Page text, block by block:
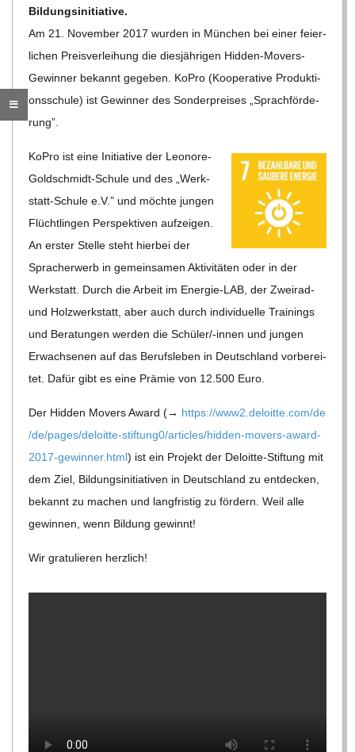
O
L
D
S
C
H
M
D
T
S
C
H
Bildungsinitiative.
Am 21. Novem­ber 2017 wur­den in Mün­chen bei einer fei­er­
li­chen Preis­ver­lei­hung die dies­jäh­ri­gen Hid­den-Movers-
Gewin­ner bekannt gege­ben. KoPro (Koope­ra­tive Pro­duk­ti­
ons­schule) ist Gewin­ner des Son­der­prei­ses „Sprach­för­de­
rung”.
KoPro ist eine Initia­tive der Leo­nore-
Gold­schmidt-Schule und des „Werk-
statt-Schule e.V.” und möchte jun­gen
Flücht­lin­gen Per­spek­ti­ven auf­zei­gen.
An ers­ter Stelle steht hier­bei der
Sprach­er­werb in gemein­sa­men Akti­vi­tä­ten oder in der
Werk­statt. Durch die Arbeit im Ener­gie-LAB, der Zwei­rad-
und Holz­werk­statt, aber auch durch indi­vi­du­elle Trai­nings
und Bera­tun­gen wer­den die Schü­ler/-innen und jun­gen
Erwach­se­nen auf das Berufs­le­ben in Deutsch­land vor­be­rei­
tet. Dafür gibt es eine Prä­mie von 12.500 Euro.
Der Hid­den Movers Award (→ https://​www2​.deloitte​.com/​d​e​
/​d​e​/​p​a​g​e​s​/​d​e​l​o​i​t​t​e​-​s​t​i​f​t​u​n​g​0​/​a​r​t​i​c​l​e​s​/​h​i​d​d​e​n​-​m​o​v​e​r​s​-​a​w​a​r​d​-​
2​0​1​7​-​g​e​w​i​n​n​e​r​.​h​tml) ist ein Pro­jekt der Deloitte-Stif­tung mit
dem Ziel, Bil­dungs­in­itia­ti­ven in Deutsch­land zu ent­de­cken,
bekannt zu machen und lang­fris­tig zu för­dern. Weil alle
gewin­nen, wenn Bil­dung gewinnt!
Wir gra­tu­lie­ren herzlich!